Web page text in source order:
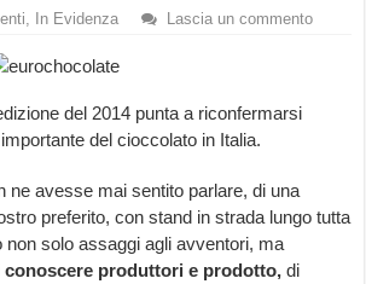
, In Evidenza Lascia un commento
del 2014 punta a riconfermarsi
del cioccolato in Italia.
ne avesse mai sentito parlare, di una
preferito, con stand in strada lungo tutta
non solo assaggi agli avventori, ma
conoscere produttori e prodotto,di